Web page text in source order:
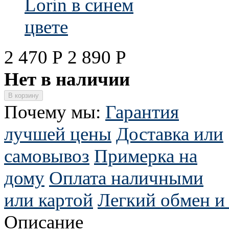
2 470 Р 2 890 Р
Нет в наличии
Почему мы: Гарантия
лучшей цены Доставка или
самовывоз Примерка на
дому Оплата наличными
или картой Легкий обмен и
Описание